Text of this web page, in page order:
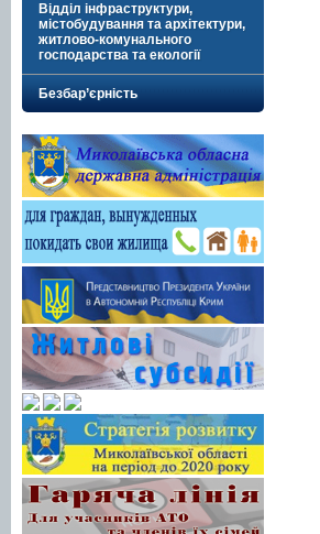
Відділ інфраструктури,
містобудування та архітектури,
житлово-комунального
господарства та екології
Безбар’єрність